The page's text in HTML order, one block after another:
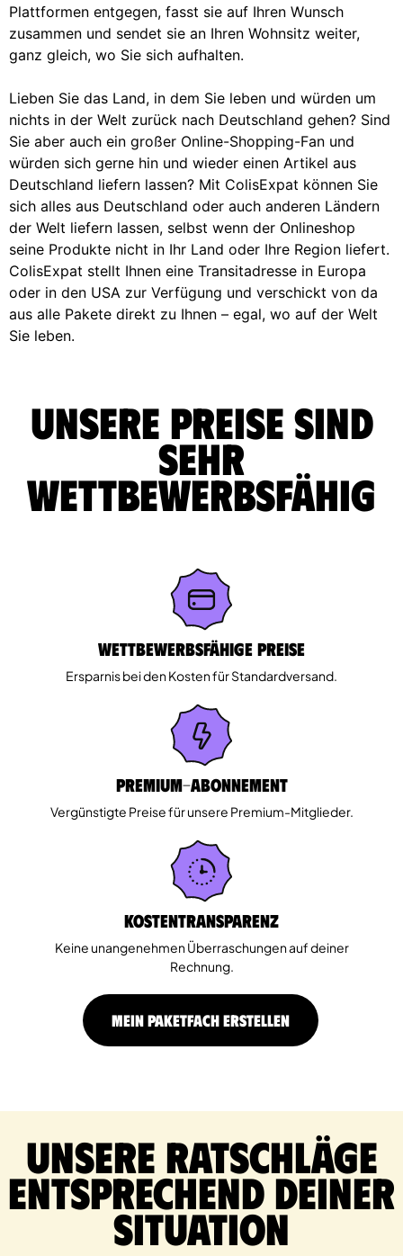
Plattformen entgegen, fasst sie auf Ihren Wunsch
zusammen und sendet sie an Ihren Wohnsitz weiter,
ganz gleich, wo Sie sich aufhalten.
Lieben Sie das Land, in dem Sie leben und würden um
nichts in der Welt zurück nach Deutschland gehen? Sind
Sie aber auch ein großer Online-Shopping-Fan und
würden sich gerne hin und wieder einen Artikel aus
Deutschland liefern lassen? Mit ColisExpat können Sie
sich alles aus Deutschland oder auch anderen Ländern
der Welt liefern lassen, selbst wenn der Onlineshop
seine Produkte nicht in Ihr Land oder Ihre Region liefert.
ColisExpat stellt Ihnen eine Transitadresse in Europa
oder in den USA zur Verfügung und verschickt von da
aus alle Pakete direkt zu Ihnen – egal, wo auf der Welt
Sie leben.
Unsere Preise sind
sehr
wettbewerbsfähig
Wettbewerbsfähige Preise
Ersparnis bei den Kosten für Standardversand.
Premium-Abonnement
Vergünstigte Preise für unsere Premium-Mitglieder.
Kostentransparenz
Keine unangenehmen Überraschungen auf deiner
Rechnung.
MEIN PAKETFACH ERSTELLEN
Unsere Ratschläge
entsprechend deiner
Situation